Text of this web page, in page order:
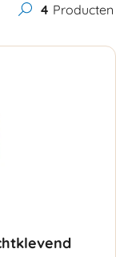
4 Producten